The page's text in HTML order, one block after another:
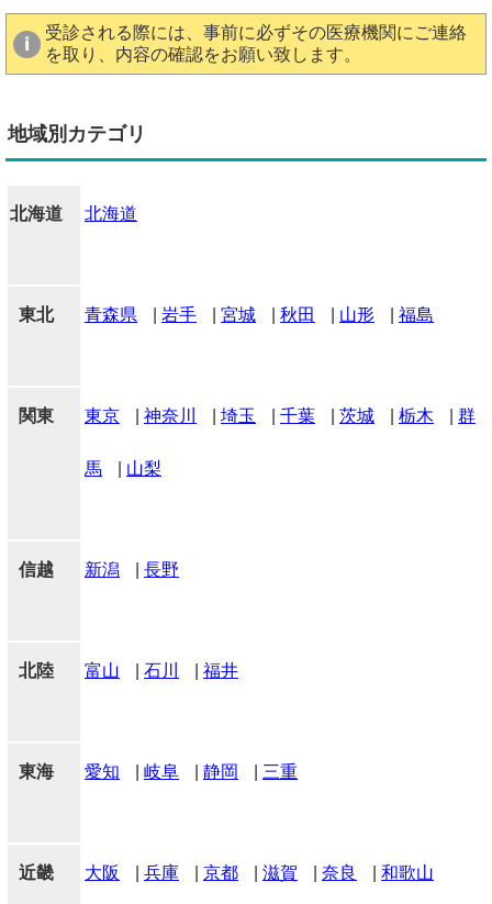
受診される際には、事前に必ずその医療機関にご連絡
を取り、内容の確認をお願い致します。
地域別カテゴリ
北海道 北海道
東北 青森県 岩手 宮城 秋田 山形 福島
関東 東京 神奈川 埼玉 千葉 茨城 栃木 群
馬 山梨
信越 新潟 長野
北陸 富山 石川 福井
東海 愛知 岐阜 静岡 三重
近畿 大阪 兵庫 京都 滋賀 奈良 和歌山